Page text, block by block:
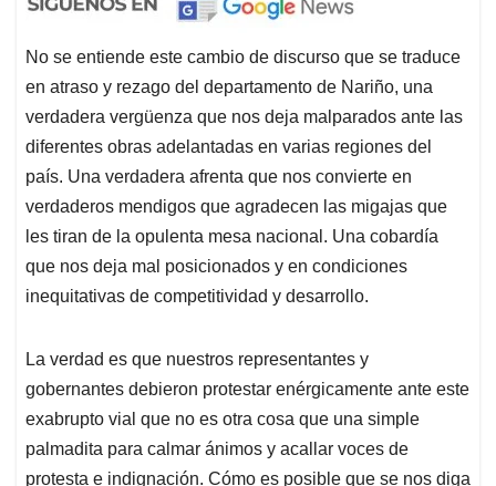
No se entiende este cambio de discurso que se traduce
en atraso y rezago del departamento de Nariño, una
verdadera vergüenza que nos deja malparados ante las
diferentes obras adelantadas en varias regiones del
país. Una verdadera afrenta que nos convierte en
verdaderos mendigos que agradecen las migajas que
les tiran de la opulenta mesa nacional. Una cobardía
que nos deja mal posicionados y en condiciones
inequitativas de competitividad y desarrollo.
La verdad es que nuestros representantes y
gobernantes debieron protestar enérgicamente ante este
exabrupto vial que no es otra cosa que una simple
palmadita para calmar ánimos y acallar voces de
protesta e indignación. Cómo es posible que se nos diga